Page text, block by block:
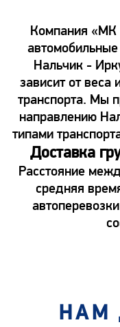
Компания «МК
Нальчик -
зависит от веса
транспорта. Мы
направлению
типами
Доставка
Расстояние
средняя
НАМ